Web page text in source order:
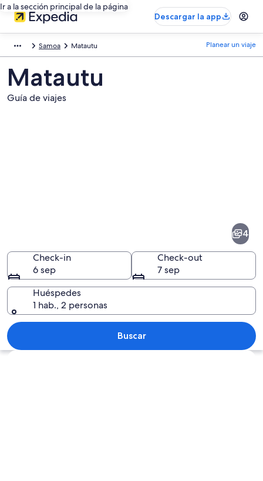
Ir a la sección principal de la página
Descargar la app
Samoa Matautu Planear un viaje
Matautu
Guía de viajes
Una playa con palmeras, costa
4
Check-in
6 sep
Check-out
7 sep
Huéspedes
1 hab., 2 personas
Buscar
Explorar mapa